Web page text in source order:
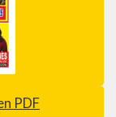
PDF